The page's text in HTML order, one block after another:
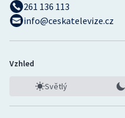
261 136 113
info@ceskatelevize.cz
Vzhled
Světlý